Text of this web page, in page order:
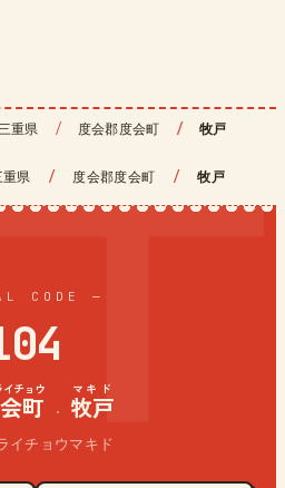
重県 度会郡度会町 牧戸
重県 / 度会郡度会町 / 牧戸
CODE —
町
イチョウ
· 牧戸
マキド
イチョウマキド